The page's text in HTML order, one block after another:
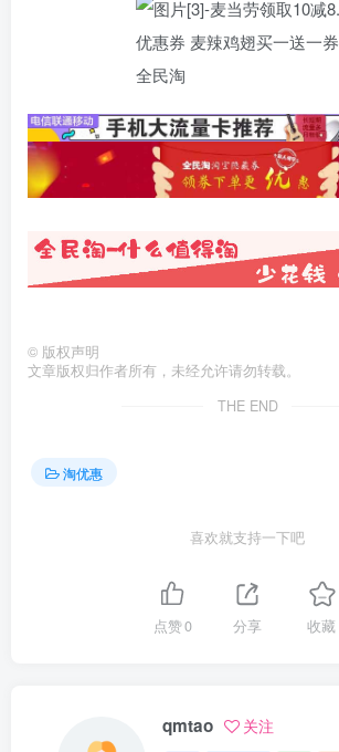
© 版权声明
文章版权归作者所有，未经允许请勿转载。
THE END
淘优惠
喜欢就支持一下吧
点赞0 分享 收藏
qmtao 关注